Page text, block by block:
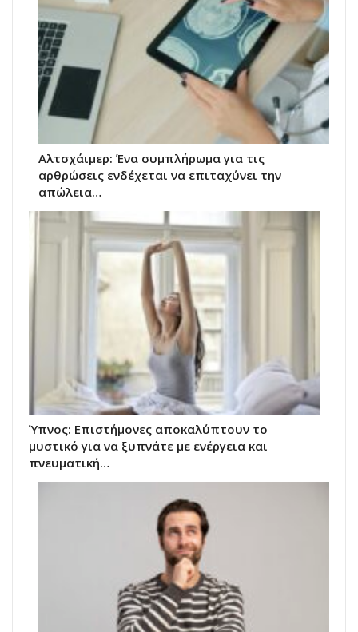
Αλτσχάιμερ: Ένα συμπλήρωμα για τις
αρθρώσεις ενδέχεται να επιταχύνει την
απώλεια…
Ύπνος: Επιστήμονες αποκαλύπτουν το
μυστικό για να ξυπνάτε με ενέργεια και
πνευματική…